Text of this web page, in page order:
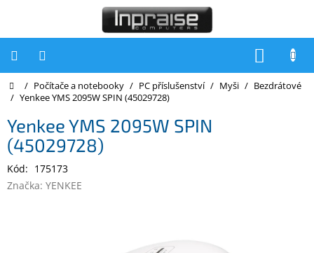
Počítače
Inpraise
Notebooky
Tiskárny
Domů
/ Počítače a notebooky / PC příslušenství / Myši / Bezdrátové
/ Yenkee YMS 2095W SPIN (45029728)
Yenkee YMS 2095W SPIN
(45029728)
Kód: 175173
Značka: YENKEE